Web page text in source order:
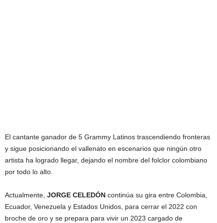
El cantante ganador de 5 Grammy Latinos trascendiendo fronteras
y sigue posicionando el vallenato en escenarios que ningún otro
artista ha logrado llegar, dejando el nombre del folclor colombiano
por todo lo alto.
Actualmente, JORGE CELEDÓN continúa su gira entre Colombia,
Ecuador, Venezuela y Estados Unidos, para cerrar el 2022 con
broche de oro y se prepara para vivir un 2023 cargado de